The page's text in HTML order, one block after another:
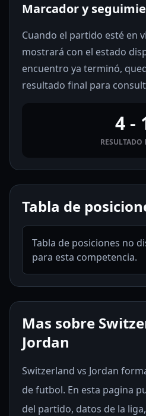
Marcador y
Cuando el partido esté en
mostrará con el estado
encuentro ya terminó,
resultado final para
4 -
RESULTADO
Tabla de
Tabla de posiciones no
para esta competencia.
Mas sobre
Jordan
Switzerland vs Jordan
de futbol. En esta pagina
del partido, datos de la